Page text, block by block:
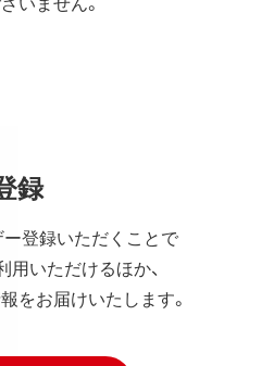
録
登録いただくことで
いただけるほか、
をお届けいたします。